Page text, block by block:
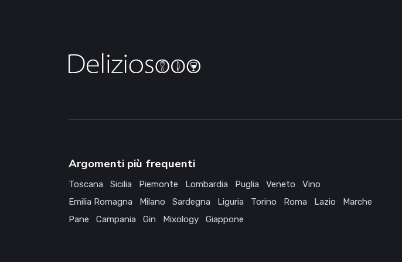
Argomenti più frequenti
Toscana Sicilia Piemonte Lombardia Puglia Veneto
Vino
Emilia Romagna
Milano Sardegna Liguria Torino Roma Lazio
Marche
Pane
Campania Gin Mixology Giappone